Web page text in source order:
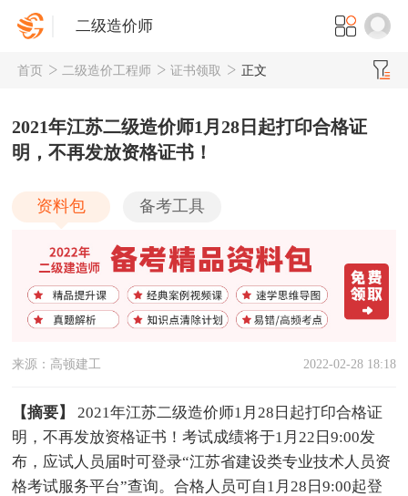
二级造价师
首页 二级造价工程师 证书领取 正文
2021年江苏二级造价师1月28日起打印合格证
明，不再发放资格证书！
资料包 备考工具
来源：高顿建工 2022-02-28 18:18
【摘要】
2021年江苏二级造价师1月28日起打印合格证
明，不再发放资格证书！考试成绩将于1月22日9:00发
布，应试人员届时可登录“江苏省建设类专业技术人员资
格考试服务平台”查询。合格人员可自1月28日9:00起登